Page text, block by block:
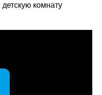
комнату